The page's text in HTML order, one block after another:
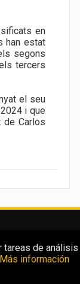
en
han estat
segons
tercers
el seu
i que
de Carlos
de
Más información